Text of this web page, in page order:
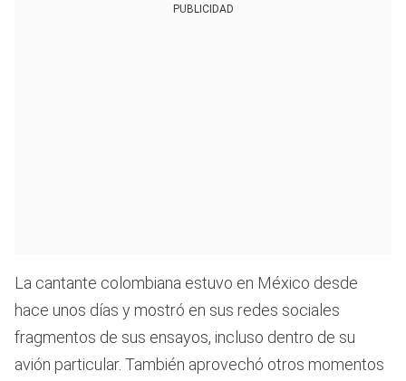
PUBLICIDAD
La cantante colombiana estuvo en México desde
hace unos días y mostró en sus redes sociales
fragmentos de sus ensayos, incluso dentro de su
avión particular. También aprovechó otros momentos